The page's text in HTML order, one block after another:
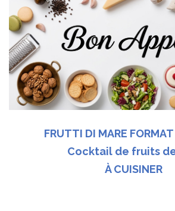
FRUTTI DI MARE
Cocktail de fruits
À CUISINER